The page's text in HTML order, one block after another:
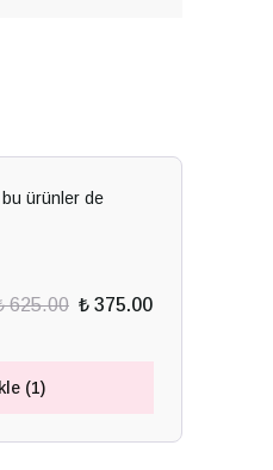
ürünler de
625.00 ₺ 375.00
(1)